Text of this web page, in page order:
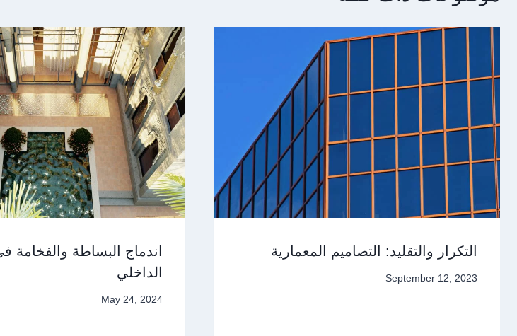
التكرار والتقليد: التصاميم المعمارية
September 12, 2023
اندماج البساطة والفخامة
الداخلي
May 24, 2024